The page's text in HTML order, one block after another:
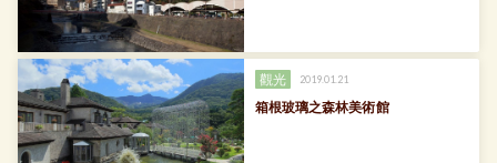
觀光 2019.01.21
箱根玻璃之森林美術館